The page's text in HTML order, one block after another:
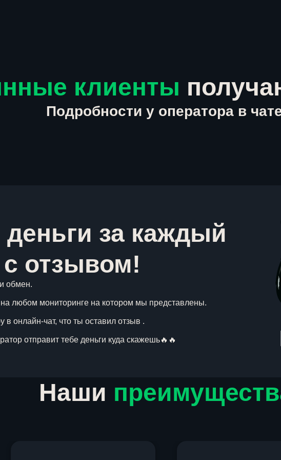
клиенты
Подробности у оператора в
за каждый
отзывом!
обмен.
любом мониторинге на котором мы представлены.
в онлайн-чат, что ты оставил отзыв .
отправит тебе деньги куда скажешь🔥🔥
Наши